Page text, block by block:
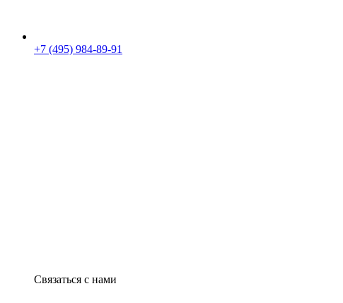
+7 (495) 984-89-91
Связаться с нами